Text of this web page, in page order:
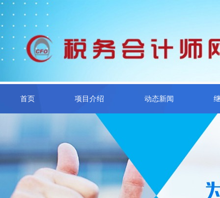
首页 项目介绍 动态新闻